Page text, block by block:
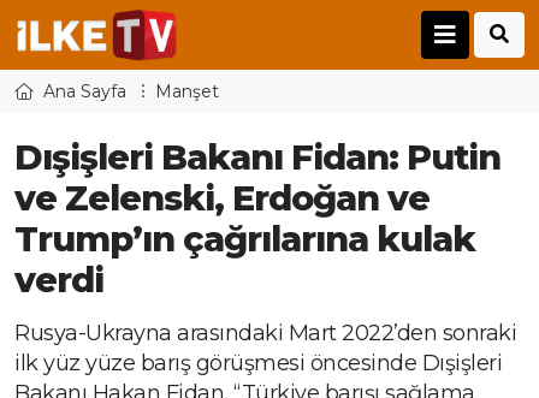
Ana Sayfa Manşet
Dışişleri Bakanı Fidan: Putin
ve Zelenski, Erdoğan ve
Trump’ın çağrılarına kulak
verdi
Rusya-Ukrayna arasındaki Mart 2022’den sonraki
ilk yüz yüze barış görüşmesi öncesinde Dışişleri